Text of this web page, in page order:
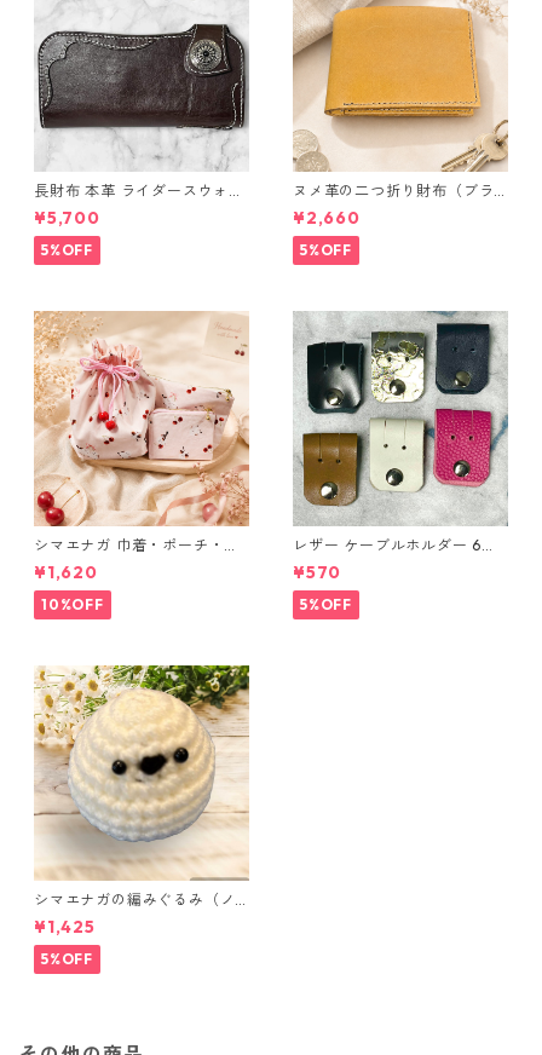
長財布 本革 ライダースウォレ
ット 国産 ヌメ革 ブラウン バ
ングラデシュ l175 レザー 革財
布 ハンドメイド 経年変化
¥5,700
5%OFF
ヌメ革の二つ折り財布（ブラ
ウン系）
¥2,660
5%OFF
シマエナガ 巾着・ポーチ・ミ
ニポーチ(カード収納にも) ３
点セット さくらんぼ柄×淡いピ
ンク
¥1,620
10%OFF
レザー ケーブルホルダー 6個
セット
¥570
5%OFF
シマエナガの編みぐるみ（ノ
ーマル）
¥1,425
5%OFF